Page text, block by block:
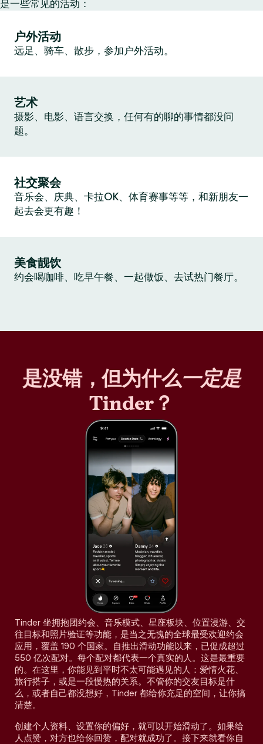
是一些常见的活动：
户外活动
远足、骑车、散步，参加户外活动。
艺术
摄影、电影、语言交换，任何有的聊的事情都没问
题。
社交聚会
音乐会、庆典、卡拉OK、体育赛事等等，和新朋友一
起去会更有趣！
美食靓饮
约会喝咖啡、吃早午餐、一起做饭、去试热门餐厅。
是没错，但为什么一定是
Tinder？
Tinder 坐拥抱团约会、音乐模式、星座板块、位置漫游、交
往目标和照片验证等功能，是当之无愧的全球最受欢迎约会
应用，覆盖 190 个国家。自推出滑动功能以来，已促成超过
550 亿次配对。每个配对都代表一个真实的人。这是最重要
的。在这里，你能见到平时不太可能遇见的人：爱情火花、
旅行搭子，或是一段慢热的关系。不管你的交友目标是什
么，或者自己都没想好，Tinder 都给你充足的空间，让你搞
清楚。
创建个人资料、设置你的偏好，就可以开始滑动了。如果给
人点赞，对方也给你回赞，配对就成功了。接下来就看你自